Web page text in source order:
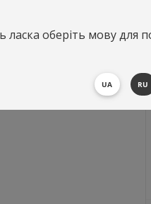
ласка оберіть мову для
UA RU